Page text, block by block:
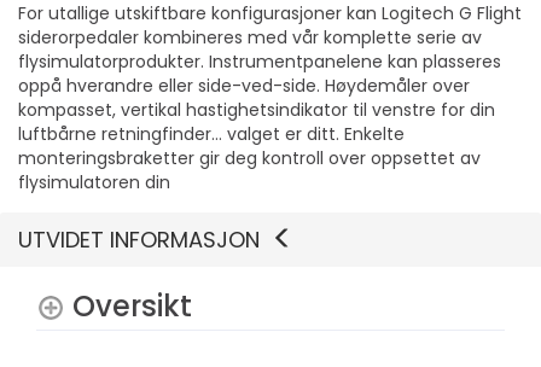
For utallige utskiftbare konfigurasjoner kan Logitech G Flight
siderorpedaler kombineres med vår komplette serie av
flysimulatorprodukter. Instrumentpanelene kan plasseres
oppå hverandre eller side-ved-side. Høydemåler over
kompasset, vertikal hastighetsindikator til venstre for din
luftbårne retningfinder… valget er ditt. Enkelte
monteringsbraketter gir deg kontroll over oppsettet av
flysimulatoren din
UTVIDET INFORMASJON
Oversikt